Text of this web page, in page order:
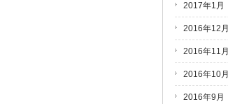
2017年1月
2016年12月
2016年11月
2016年10月
2016年9月